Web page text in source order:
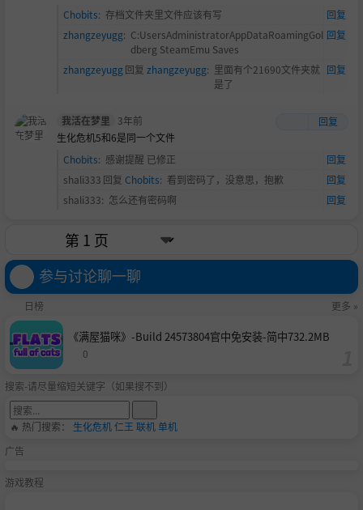
Chobits: 存档文件夹里文件应该有写
回复
zhangzeyugg: C:UsersAdministratorAppDataRoamingGol
dberg SteamEmu Saves
回复
zhangzeyugg回复 zhangzeyugg: 里面有个21690文件夹就
是了
回复
我活在梦里 3年前
回复
生化危机5和6是同一个文件
Chobits: 感谢提醒 已修正
回复
shali333 回复 Chobits: 看到密码了，没意思，抱歉
回复
shali333: 怎么还有密码啊 回复
参与讨论聊一聊
日榜 更多 »
《满屋猫咪》-Build 24573804官中免安装-简中732.2MB
0
搜索-请尽量缩短关键字（如果搜不到）
🔥 热门搜索： 生化危机仁王 联机单机
广告
游戏教程